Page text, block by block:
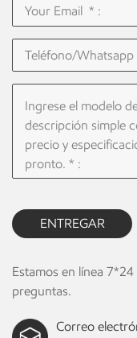
ENTREGAR
Estamos en línea
preguntas.
Correo